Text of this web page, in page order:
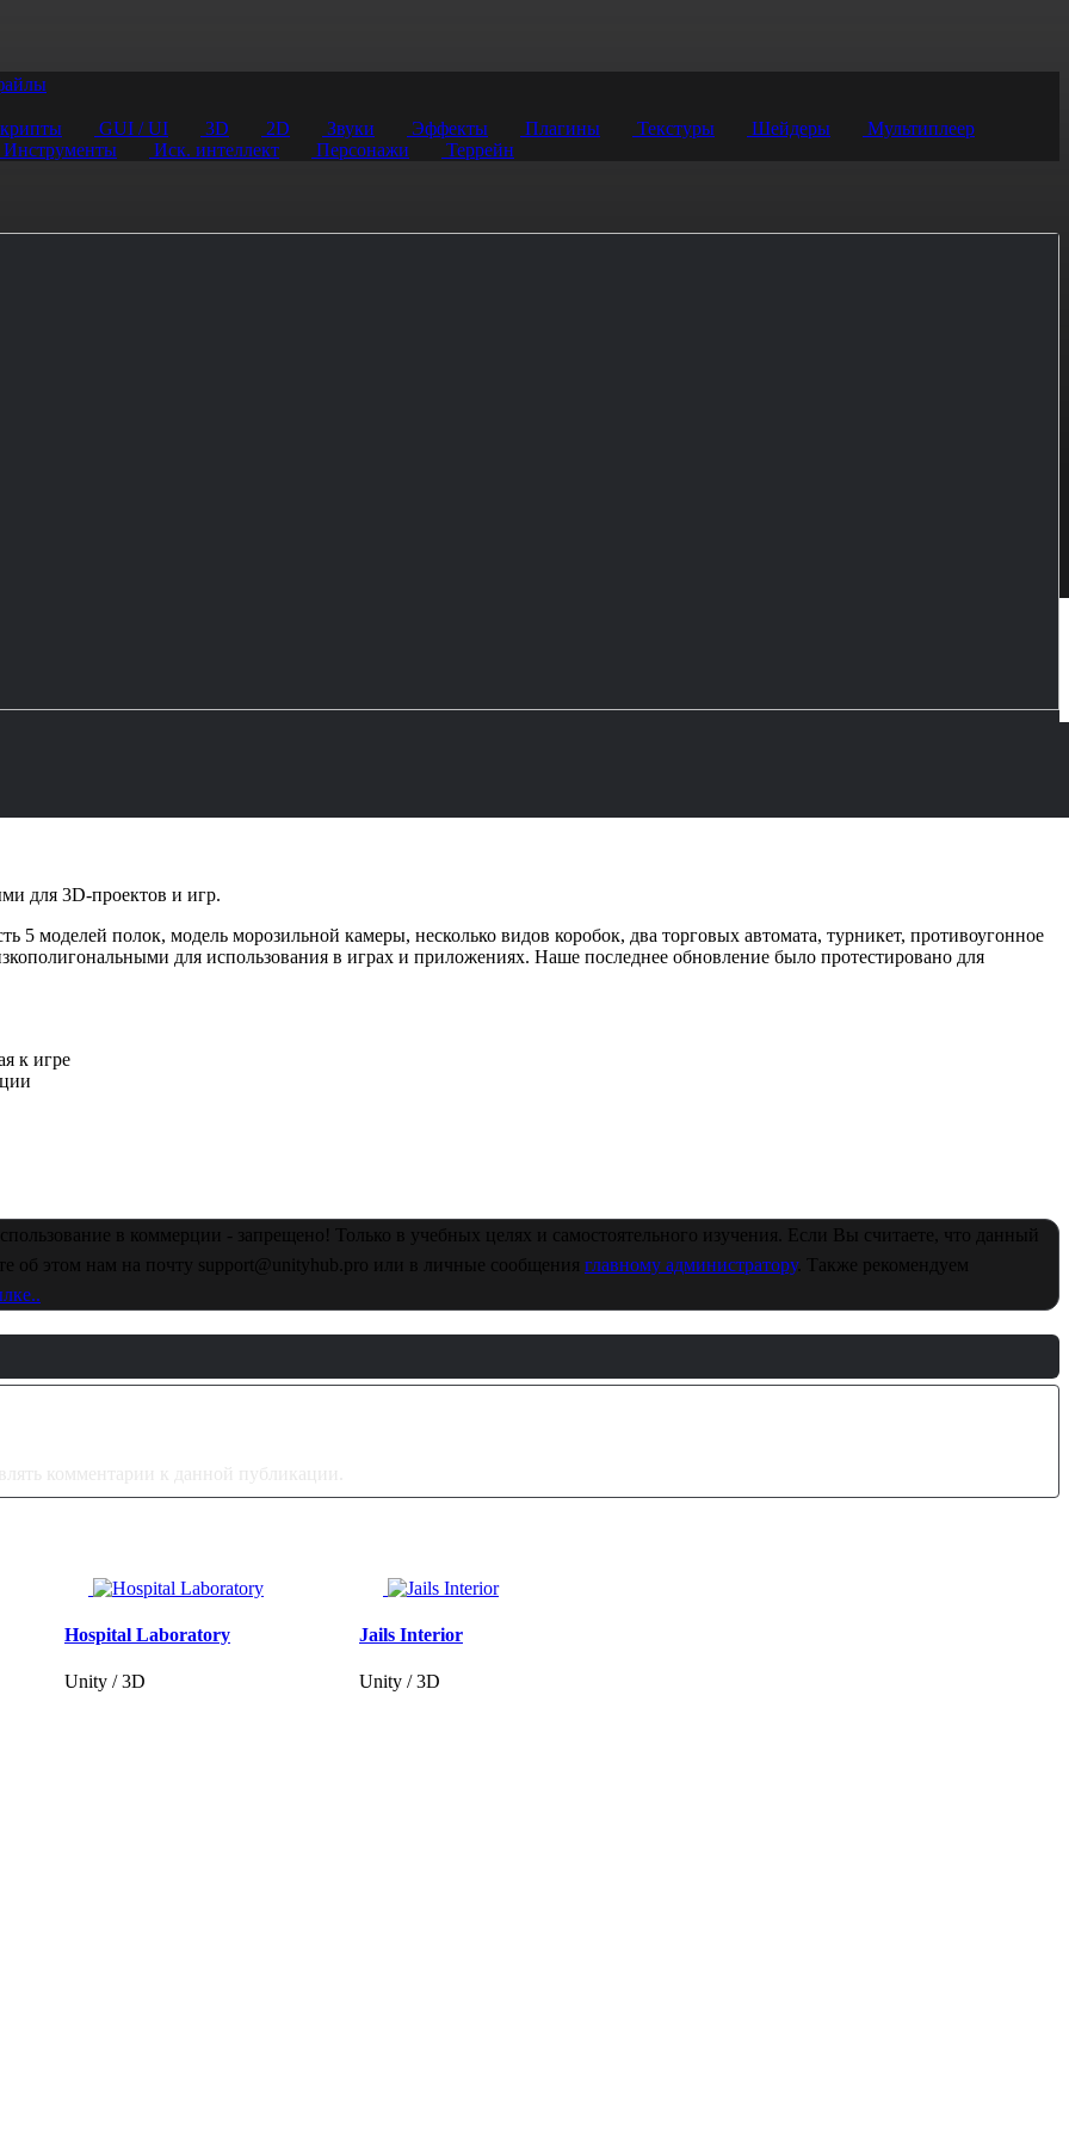
GUI / UI 3D 2D Звуки Эффекты Плагины Текстуры Шейдеры
Мультиплеер
Инструменты Иск. интеллект Персонажи Террейн
для 3D-проектов и игр.
5 моделей полок, модель морозильной камеры, несколько видов коробок, два торговых автомата, турникет, противоугонное
для использования в играх и приложениях. Наше последнее обновление было протестировано для
к игре
в коммерции - запрещено! Только в учебных целях и самостоятельного изучения. Если Вы считаете, что данный
об этом нам на почту support@unityhub.pro или в личные сообщения главному администратору. Также рекомендуем
комментарии к данной публикации.
Hospital Laboratory
Unity / 3D
Jails Interior
Unity / 3D